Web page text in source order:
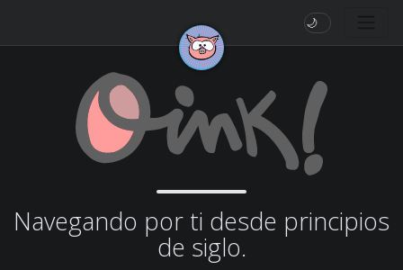
🌙
Navegando por ti desde principios
de siglo.